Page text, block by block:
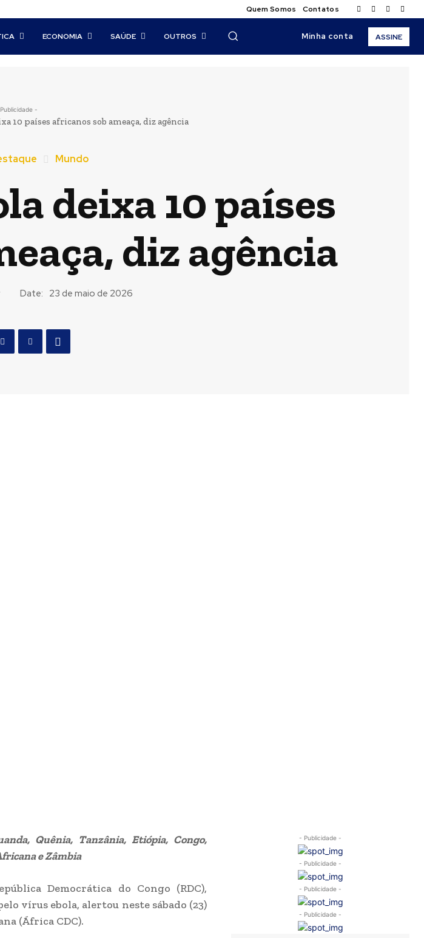
Quem Somos Contatos
ECONOMIA SAÚDE OUTROS Minha conta ASSINE
-
10 países africanos sob ameaça, diz agência
Mundo
deixa 10 países
diz agência
Date: 23 de maio de 2026
Quênia, Tanzânia, Etiópia, Congo,
e Zâmbia
Democrática do Congo (RDC),
vírus ebola, alertou neste sábado (23)
(África CDC).
- Publicidade -
- Publicidade -
- Publicidade -
- Publicidade -